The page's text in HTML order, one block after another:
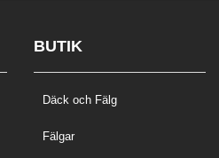
BUTIK
Däck och Fälg
Fälgar